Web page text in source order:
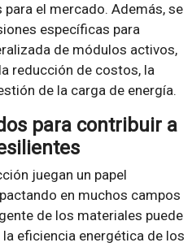
el mercado. Además, se
específicas para
de módulos activos,
reducción de costos, la
de la carga de energía.
para contribuir a
juegan un papel
en muchos campos
de los materiales puede
eficiencia energética de los